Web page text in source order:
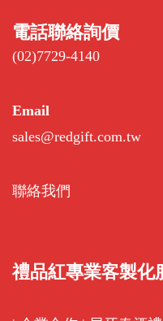
電話聯絡詢價
(02)7729-4140
Email
sales@redgift.com.tw
聯絡我們
禮品紅專業客製化